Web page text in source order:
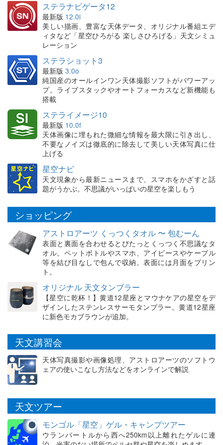
ステラナビゲータ12
最新版 12.0i
美しい描画、豊富な天体データ、オリジナル番組エデ
ィタなど「星空ひろがる 楽しさひろげる」天文シミュ
レーション
ステラショット3
最新版 3.0o
純国産のオールインワン天体撮影ソフトがパワーアッ
プ。ライブスタックやオートフォーカスなど新機能も
搭載
ステライメージ10
最新版 10.0f
天体画像に埋もれた微細な情報を最大限に引き出し、
不要なノイズは徹底的に除去して美しい天体写真に仕
上げる
星空ナビ
天文現象から最新ニュースまで、スマホをかざすと話
題がうかぶ。不思議がいっぱいの星空を楽しもう
ショッピング
アストロアーツ くっつくタオル 〜 包むーん
表面と裏面を合わせるとぴたっとくっつく不思議なタ
オル。ペットボトルやスマホ、アイピースやケーブル
等を結び目なしで包んで収納。表面には月面をプリン
ト。
オリジナル 天文タンブラー
【星空に乾杯！】黄道12星座とマウナケアの星空をデ
ザインしたステンレスサーモタンブラー。黄道12星座
に新色モカブラウンが追加。
天文講習会
天体写真撮影や画像処理、アストロアーツのソフトウ
ェアの使いこなし方法などをオンラインで解説
天文ツアー
モンゴル「星空」ゲル・キャンプツアー
ウランバートルから西へ250km以上離れたゲルに連